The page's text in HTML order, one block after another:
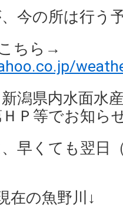
今の所は行う
こちら→
潟県内水面水
Ｐ等でお知ら
、早くても翌日
の魚野川↓